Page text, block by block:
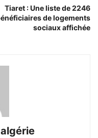
Tiaret : Une liste de 2246
de logements
sociaux affichée